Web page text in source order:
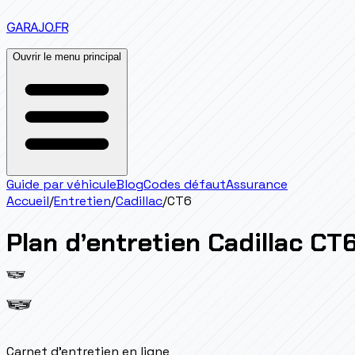
GARAJO.FR
Ouvrir le menu principal
Guide par véhiculeBlogCodes défautAssurance
Accueil/Entretien/Cadillac/CT6
Plan d’entretien Cadillac
Carnet d'entretien en ligne